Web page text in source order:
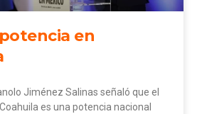
en
Jiménez Salinas señaló que el
es una potencia nacional